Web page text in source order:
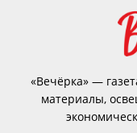
«Вечёрка» —
материалы,